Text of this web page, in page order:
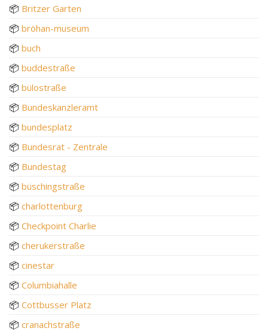
📦 Britzer Garten
📦 bröhan-museum
📦 buch
📦 buddestraße
📦 bülostraße
📦 Bundeskanzleramt
📦 bundesplatz
📦 Bundesrat - Zentrale
📦 Bundestag
📦 büschingstraße
📦 charlottenburg
📦 Checkpoint Charlie
📦 cherukerstraße
📦 cinestar
📦 Columbiahalle
📦 Cottbusser Platz
📦 cranachstraße